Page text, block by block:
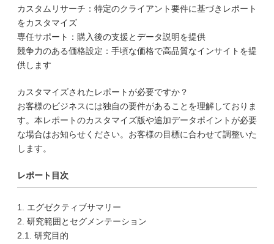
カスタムリサーチ：特定のクライアント要件に基づきレポート
をカスタマイズ
専任サポート：購入後の支援とデータ説明を提供
競争力のある価格設定：手頃な価格で高品質なインサイトを提
供します
カスタマイズされたレポートが必要ですか？
お客様のビジネスには独自の要件があることを理解しておりま
す。本レポートのカスタマイズ版や追加データポイントが必要
な場合はお知らせください。お客様の目標に合わせて調整いた
します。
レポート目次
1. エグゼクティブサマリー
2. 研究範囲とセグメンテーション
2.1. 研究目的